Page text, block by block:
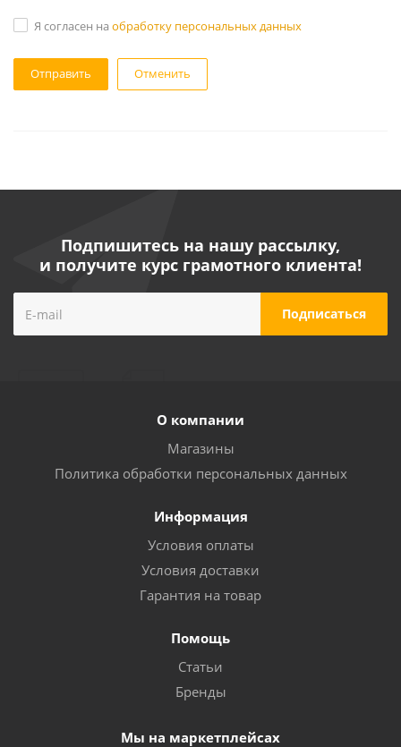
Я согласен на обработку персональных данных
Отменить
Подпишитесь на нашу рассылку,
и получите курс грамотного клиента!
О компании
Магазины
Политика обработки персональных данных
Информация
Условия оплаты
Условия доставки
Гарантия на товар
Помощь
Статьи
Бренды
Мы на маркетплейсах